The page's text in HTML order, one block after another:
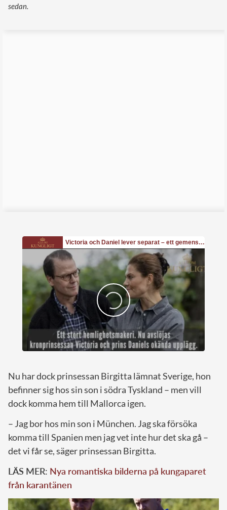
sedan.
Nu har dock prinsessan Birgitta lämnat Sverige, hon
befinner sig hos sin son i södra Tyskland – men vill
dock komma hem till Mallorca igen.
– Jag bor hos min son i München. Jag ska försöka
komma till Spanien men jag vet inte hur det ska gå –
det vi får se, säger prinsessan Birgitta.
LÄS MER: Nya romantiska bilderna på kungaparet
från karantänen